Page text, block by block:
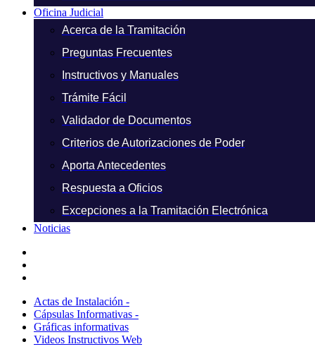
Oficina Judicial
Acerca de la Tramitación
Preguntas Frecuentes
Instructivos y Manuales
Trámite Fácil
Validador de Documentos
Criterios de Autorizaciones de Poder
Aporta Antecedentes
Respuesta a Oficios
Excepciones a la Tramitación Electrónica
Noticias
Actas de Instalación -
Cápsulas Informativas -
Gráficas informativas
Videos Instructivos Web